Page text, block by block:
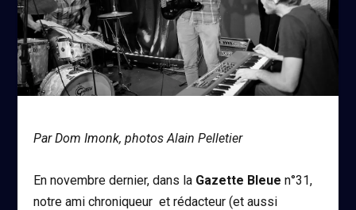
Par Dom Imonk, photos Alain Pelletier
En novembre dernier, dans la Gazette Bleue n°31,
notre ami chroniqueur et rédacteur (et aussi